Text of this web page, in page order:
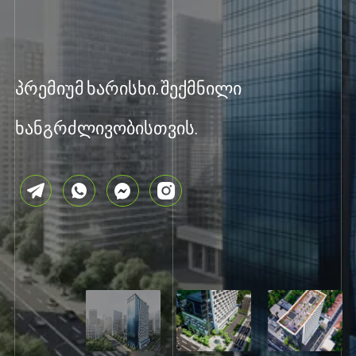
პრემიუმ ხარისხი. შექმნილი
ხანგრძლივობისთვის.